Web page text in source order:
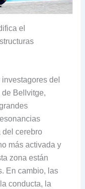
el
del
Bellvitge,
del cerebro
más activada y
zona están
En cambio, las
conducta, la